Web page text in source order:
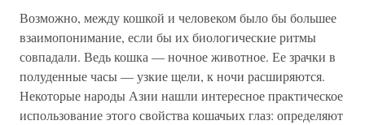
Возможно, между кошкой и человеком было бы большее
взаимопонимание, если бы их биологические ритмы
совпадали. Ведь кошка — ночное животное. Ее зрачки в
полуденные часы — узкие щели, к ночи расширяются.
Некоторые народы Азии нашли интересное практическое
использование этого свойства кошачьих глаз: определяют